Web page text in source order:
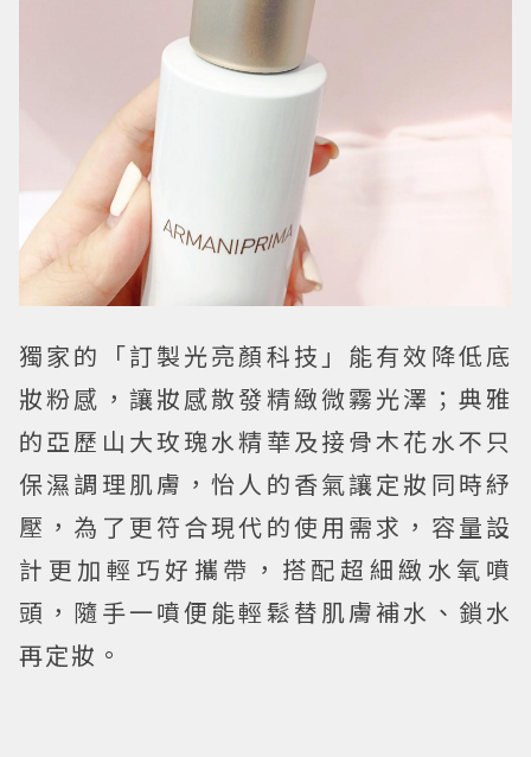
獨家的「訂製光亮顏科技」能有效降低底
妝粉感，讓妝感散發精緻微霧光澤；典雅
的亞歷山大玫瑰水精華及接骨木花水不只
保濕調理肌膚，怡人的香氣讓定妝同時紓
壓，為了更符合現代的使用需求，容量設
計更加輕巧好攜帶，搭配超細緻水氧噴
頭，隨手一噴便能輕鬆替肌膚補水、鎖水
再定妝。